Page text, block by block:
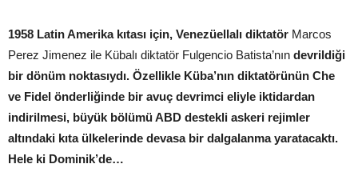
1958 Latin Amerika kıtası için, Venezüellalı diktatör Marcos
Perez Jimenez ile Kübalı diktatör Fulgencio Batista’nın devrildiği
bir dönüm noktasıydı. Özellikle Küba’nın diktatörünün Che
ve Fidel önderliğinde bir avuç devrimci eliyle iktidardan
indirilmesi, büyük bölümü ABD destekli askeri rejimler
altındaki kıta ülkelerinde devasa bir dalgalanma yaratacaktı.
Hele ki Dominik’de…